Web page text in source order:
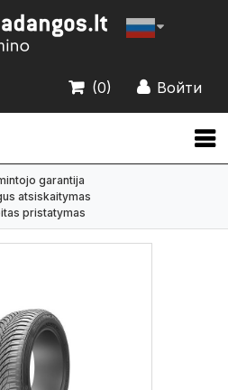
Войти
(0)
garantija
atsiskaitymas
pristatymas